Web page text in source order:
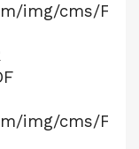
img/cms/FT-
img/cms/FT-